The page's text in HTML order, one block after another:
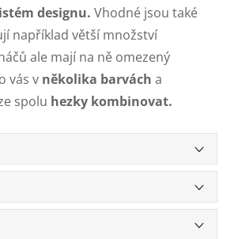
designu. Vhodné jsou také
například větší množství
ale mají na ně omezený
vás v několika barvách a
spolu hezky kombinovat.